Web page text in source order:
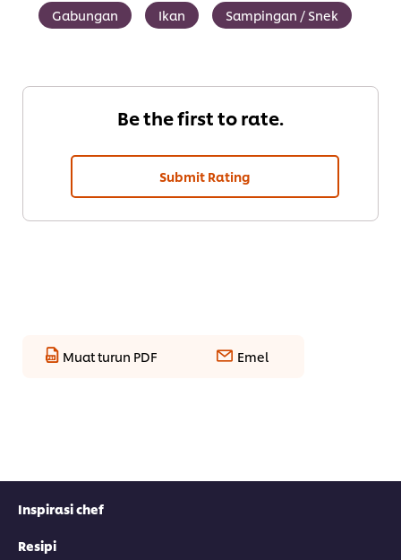
Gabungan Ikan Sampingan / Snek
Be the first to rate.
Submit Rating
Muat turun PDF Emel
Inspirasi chef
Resipi